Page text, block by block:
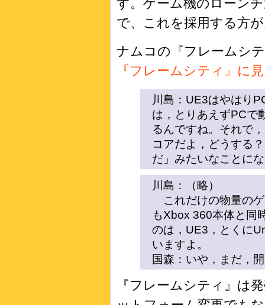
す。ゲーム機のローン
で、これを採用する方
ナムコの『フレームシ
『フレームシティ』に
川島：UE3はやはり
は，とりあえずPCで
るんですね。それで
コアだよ，どうする
だ」みたいなことに
川島：（略）
これだけの物量の
もXbox 360本体と同
のは，UE3，とくに
いますよ。
国森：いや，まだ，
『フレームシティ』は